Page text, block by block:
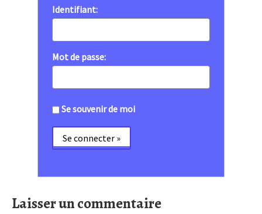
Identifiant:
Mot de passe:
Se souvenir de moi
Laisser un commentaire